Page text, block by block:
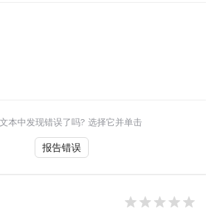
本中发现错误了吗? 选择它并单击
报告错误